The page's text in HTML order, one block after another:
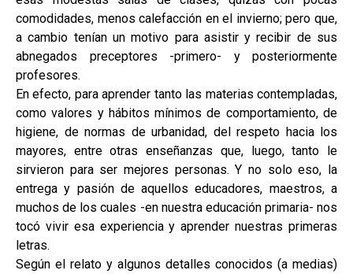
comodidades, menos calefacción en el invierno; pero que,
a cambio tenían un motivo para asistir y recibir de sus
abnegados preceptores -primero- y posteriormente
profesores.
En efecto, para aprender tanto las materias contempladas,
como valores y hábitos mínimos de comportamiento, de
higiene, de normas de urbanidad, del respeto hacia los
mayores, entre otras enseñanzas que, luego, tanto le
sirvieron para ser mejores personas. Y no solo eso, la
entrega y pasión de aquellos educadores, maestros, a
muchos de los cuales -en nuestra educación primaria- nos
tocó vivir esa experiencia y aprender nuestras primeras
letras.
Según el relato y algunos detalles conocidos (a medias)